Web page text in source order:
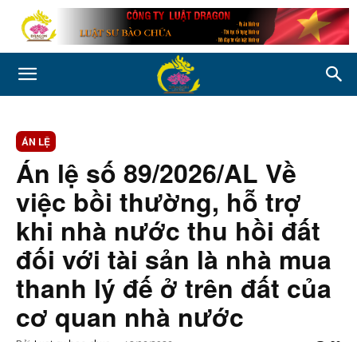
ÁN LỆ
Án lệ số 89/2026/AL Về
việc bồi thường, hỗ trợ
khi nhà nước thu hồi đất
đối với tài sản là nhà mua
thanh lý đế ở trên đất của
cơ quan nhà nước